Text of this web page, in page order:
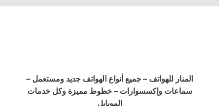
المنار للهواتف – جميع أنواع الهواتف جديد ومستعمل –
سماعات وإكسسوارات – خطوط مميزة وكل خدمات
الموبايل